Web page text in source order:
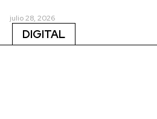
julio 28, 2026
DIGITAL